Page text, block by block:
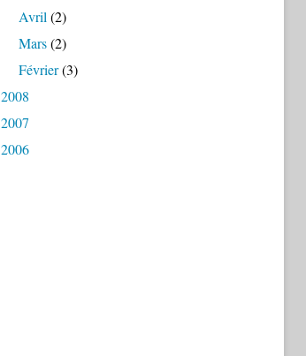
Avril (2)
Mars(2)
Février(3)
2008
2007
2006